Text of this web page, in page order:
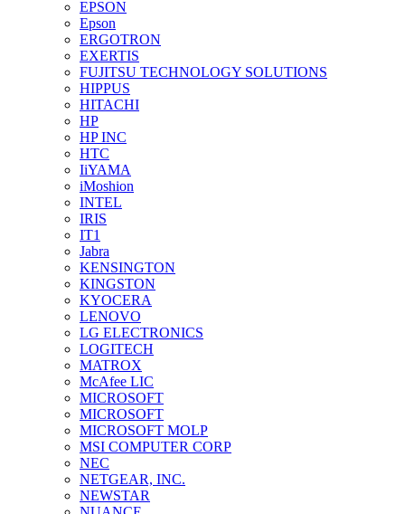
EPSON
Epson
ERGOTRON
EXERTIS
FUJITSU TECHNOLOGY SOLUTIONS
HIPPUS
HITACHI
HP
HP INC
HTC
IiYAMA
iMoshion
INTEL
IRIS
IT1
Jabra
KENSINGTON
KINGSTON
KYOCERA
LENOVO
LG ELECTRONICS
LOGITECH
MATROX
McAfee LIC
MICROSOFT
MICROSOFT
MICROSOFT MOLP
MSI COMPUTER CORP
NEC
NETGEAR, INC.
NEWSTAR